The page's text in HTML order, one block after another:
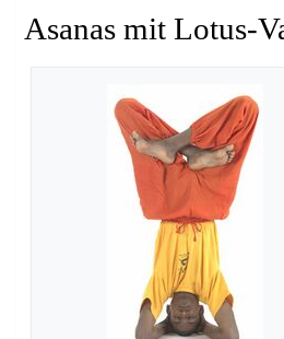
Asanas mit Lotus-